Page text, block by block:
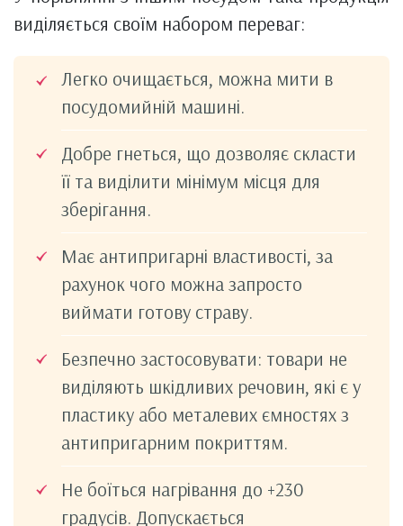
виділяється своїм набором переваг:
Легко очищається, можна мити в
посудомийній машині.
Добре гнеться, що дозволяє скласти
її та виділити мінімум місця для
зберігання.
Має антипригарні властивості, за
рахунок чого можна запросто
виймати готову страву.
Безпечно застосовувати: товари не
виділяють шкідливих речовин, які є у
пластику або металевих ємностях з
антипригарним покриттям.
Не боїться нагрівання до +230
градусів. Допускається